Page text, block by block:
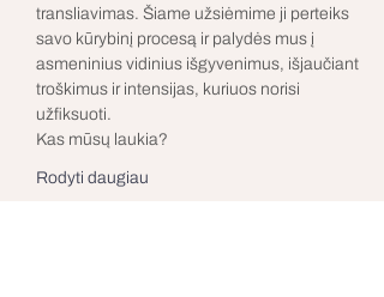
transliavimas. Šiame užsiėmime ji perteiks
savo kūrybinį procesą ir palydės mus į
asmeninius vidinius išgyvenimus, išjaučiant
troškimus ir intensijas, kuriuos norisi
užfiksuoti.
Kas mūsų laukia?
Rodyti daugiau